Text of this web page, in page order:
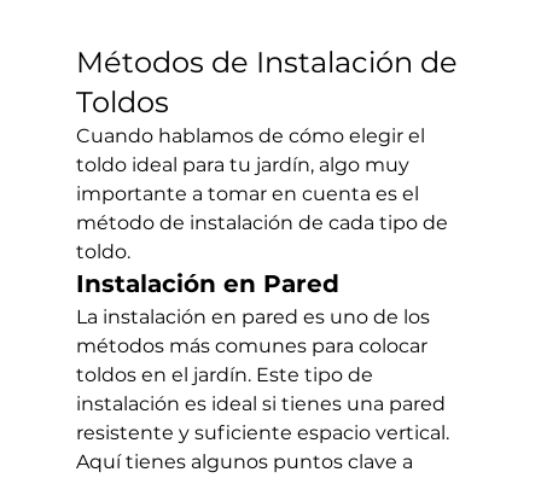
Métodos de Instalación de
Toldos
Cuando hablamos de cómo elegir el
toldo ideal para tu jardín, algo muy
importante a tomar en cuenta es el
método de instalación de cada tipo de
toldo.
Instalación en Pared
La instalación en pared es uno de los
métodos más comunes para colocar
toldos en el jardín. Este tipo de
instalación es ideal si tienes una pared
resistente y suficiente espacio vertical.
Aquí tienes algunos puntos clave a